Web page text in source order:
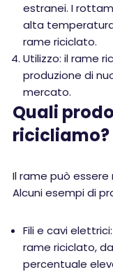
estranei. I
alta
rame riciclato.
Utilizzo: il rame
produzione di
mercato.
Quali
ricicliamo?
Il rame può
Alcuni esempi di
Fili e cavi
rame riciclato,
percentuale